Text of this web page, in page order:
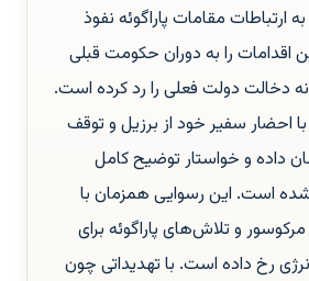
ارتباطات مقامات پاراگوئه نفوذ
اقدامات را به دوران حکومت قبلی
دخالت دولت فعلی را رد کرده است.
با احضار سفیر خود از برزیل و توقف
داده و خواستار توضیح کامل
است. این رسوایی همزمان با
و تلاش‌های پاراگوئه برای
رخ داده است. با تهدیداتی چون